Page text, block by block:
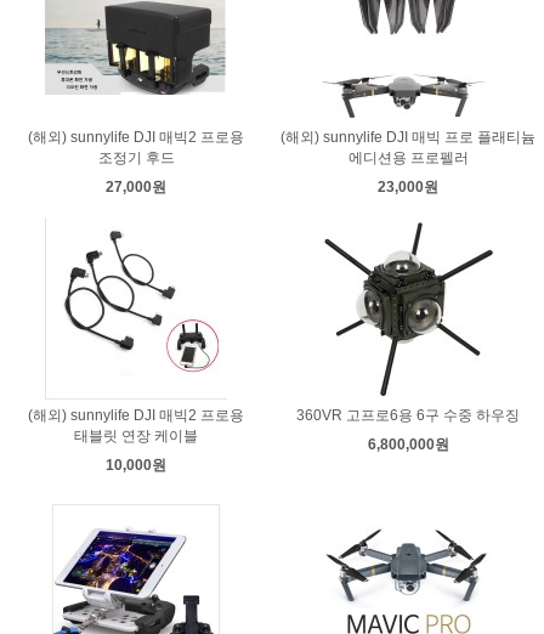
(해외) sunnylife DJI 매빅2 프로용
조정기 후드
27,000원
(해외) sunnylife DJI 매빅 프로 플래티늄
에디션용 프로펠러
23,000원
(해외) sunnylife DJI 매빅2 프로용
태블릿 연장 케이블
10,000원
360VR 고프로6용 6구 수중 하우징
6,800,000원